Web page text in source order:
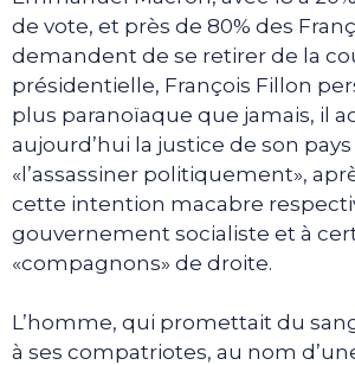
de vote, et près de 80% des
demandent de se retirer de la
présidentielle, François Fillon
plus paranoïaque que jamais, il
aujourd’hui la justice de son
«l’assassiner politiquement»,
cette intention macabre
gouvernement socialiste et à
«compagnons» de droite.
L’homme, qui promettait du
à ses compatriotes, au nom